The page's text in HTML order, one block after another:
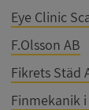
Eye Clinic
F.Olsson AB
Fikrets Städ
Finmekanik